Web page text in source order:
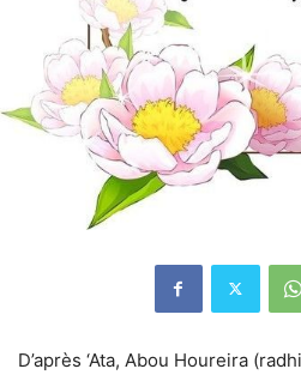
D’après ‘Ata, Abou Houreira